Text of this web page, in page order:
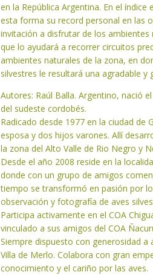
en la República Argentina. En el
esta forma su record personal en las
invitación a disfrutar de los
que lo ayudará a recorrer circuitos
ambientes naturales de la zona, en
silvestres le resultará una agradable y
Autores: Raúl Balla. Argentino, nació
del sudeste cordobés.
Radicado desde 1977 en la ciudad de
esposa y dos hijos varones. Allí
la zona del Alto Valle de Rio Negro y
Desde el año 2008 reside en la
donde con un grupo de amigos
tiempo se transformó en pasión por
observación y fotografía de aves
Participa activamente en el COA
vinculado a sus amigos del COA
Siempre dispuesto con generosidad
Villa de Merlo. Colabora con gran
conocimiento y el cariño por las aves.